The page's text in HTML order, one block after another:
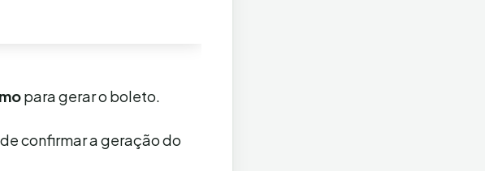
para gerar o boleto.
confirmar a geração do